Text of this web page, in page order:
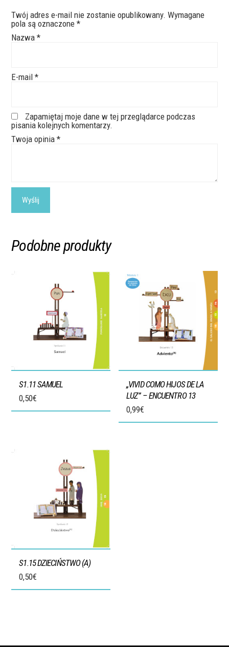
Twój adres e-mail nie zostanie opublikowany. Wymagane
pola są oznaczone*
Nazwa*
E-mail*
Zapamiętaj moje dane w tej przeglądarce podczas
pisania kolejnych komentarzy.
Twoja opinia*
Podobne produkty
S1.11 SAMUEL
0,50€
„VIVID COMO HIJOS DE LA
LUZ” – ENCUENTRO 13
0,99€
S1.15 DZIECIŃSTWO (A)
0,50€